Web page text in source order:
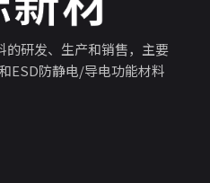
的研发、生产和销售，主要
ESD防静电/导电功能材料